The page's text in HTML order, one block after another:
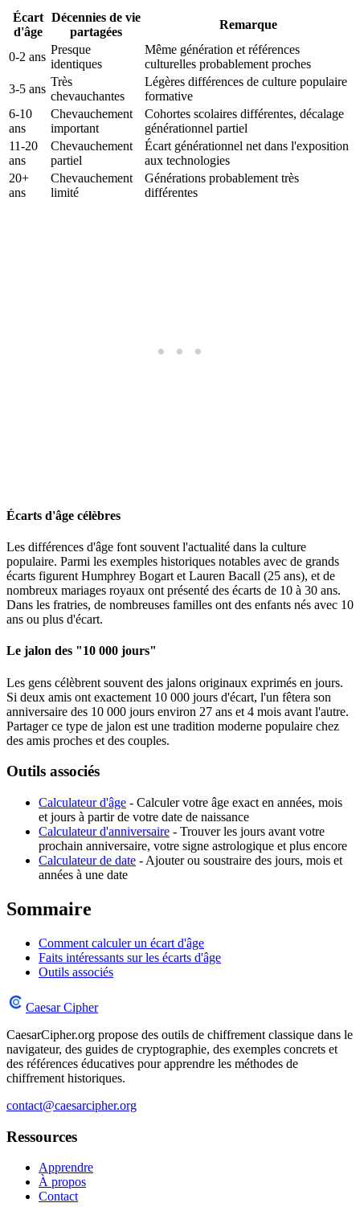
Écart
d'âge
Décennies de vie
partagées
Remarque
0-2 ans
Presque
identiques
Même génération et références
culturelles probablement proches
3-5 ans
Très
chevauchantes
Légères différences de culture populaire
formative
6-10
ans
Chevauchement
important
Cohortes scolaires différentes, décalage
générationnel partiel
11-20
ans
Chevauchement
partiel
Écart générationnel net dans l'exposition
aux technologies
20+
ans
Chevauchement
limité
Générations probablement très
différentes
Écarts d'âge célèbres
Les différences d'âge font souvent l'actualité dans la culture
populaire. Parmi les exemples historiques notables avec de grands
écarts figurent Humphrey Bogart et Lauren Bacall (25 ans), et de
nombreux mariages royaux ont présenté des écarts de 10 à 30 ans.
Dans les fratries, de nombreuses familles ont des enfants nés avec 10
ans ou plus d'écart.
Le jalon des "10 000 jours"
Les gens célèbrent souvent des jalons originaux exprimés en jours.
Si deux amis ont exactement 10 000 jours d'écart, l'un fêtera son
anniversaire des 10 000 jours environ 27 ans et 4 mois avant l'autre.
Partager ce type de jalon est une tradition moderne populaire chez
des amis proches et des couples.
Outils associés
Calculateur d'âge - Calculer votre âge exact en années, mois
et jours à partir de votre date de naissance
Calculateur d'anniversaire - Trouver les jours avant votre
prochain anniversaire, votre signe astrologique et plus encore
Calculateur de date - Ajouter ou soustraire des jours, mois et
années à une date
Sommaire
Comment calculer un écart d'âge
Faits intéressants sur les écarts d'âge
Outils associés
Caesar Cipher
CaesarCipher.org propose des outils de chiffrement classique dans le
navigateur, des guides de cryptographie, des exemples concrets et
des références éducatives pour apprendre les méthodes de
chiffrement historiques.
contact@caesarcipher.org
Ressources
Apprendre
À propos
Contact